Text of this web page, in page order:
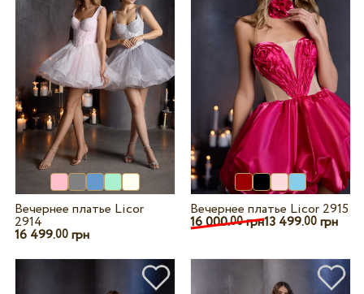
Вечернее платье Licor
2914
16 499.00грн
Вечернее платье Licor 2915
16 000.00грн13 499.00 грн